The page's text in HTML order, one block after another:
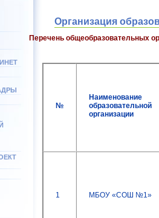
Организация
Перечень общеобразовательных
№
Наименование
образовательной
организации
1 МБОУ «СОШ №1»